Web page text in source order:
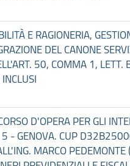
E RAGIONERIA,
DEL CANONE
50, COMMA 1,
D'OPERA PER GLI
5 - GENOVA. CUP
MARCO